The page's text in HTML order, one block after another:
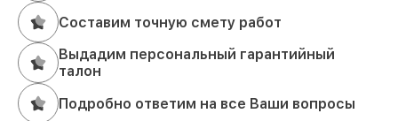
Составим точную смету работ
Выдадим персональный гарантийный
талон
Подробно ответим на все Ваши вопросы